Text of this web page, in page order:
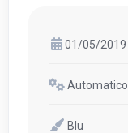
01/05/2019
Automatico
Blu